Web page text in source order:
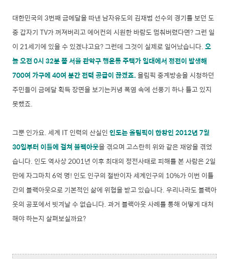
대한민국의 3번째 금메달을 따낸 남자유도의 김재범 선수의 경기를 보던 도
중 갑자기 TV가 꺼져버리고 에어컨의 시원한 바람도 멈춰버렸다면? 그런 일
이 21세기에 있을 수 있겠냐고요? 그런데 그것이 실제로 일어났습니다.오
늘 오전 0시 32분 쯤 서울 관악구 행운동 주택가 일대에서 정전이 발생해
700여 가구에 40여 분간 전력 공급이 끊겼죠.올림픽 중계방송을 시청하던
주민들이 금메달 획득 장면을 보기는커녕 폭염 속에 선풍기 하나 틀고 있지
못했죠.
그뿐 인가요. 세계 IT 인력의 산실인인도는 올림픽이 한창인 2012년 7월
30일부터 이틀에 걸쳐 블랙아웃을 겪으며 고스란히 위와 같은 재앙을 겪었
습니다. 인도 역사상 2001년 이후 최대의 정전사태로 피해를 본 사람은 2일
만에 자그마치 6억 명! 인도 인구의 절반이자 세계인구의 10%가 이번 이틀
간의 블랙아웃으로 기본적인 삶에 위협을 받고 있습니다. 우리나라도 블랙아
웃의 공포에서 빗겨날 수 없습니다. 과거 블랙아웃 사례를 통해 어떻게 대처
해야 하는지 살펴보실까요?